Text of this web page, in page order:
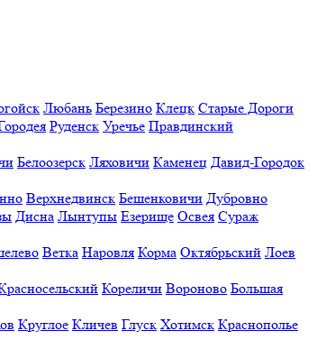
Любань Березино Клецк Старые Дороги
Руденск Уречье Правдинский
Белоозерск Ляховичи Каменец Давид-Городок
Верхнедвинск Бешенковичи Дубровно
Дисна Лынтупы Езерище Освея Сураж
Ветка Наровля Корма Октябрьский Лоев
Кореличи Вороново Большая
Круглое Кличев Глуск Хотимск Краснополье